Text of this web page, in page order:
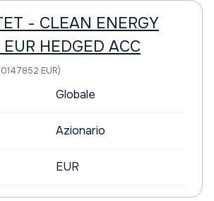
- CLEAN ENERGY
EUR HEDGED ACC
EUR)
Globale
Azionario
EUR